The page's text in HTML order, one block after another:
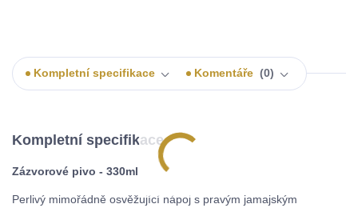
Kompletní specifikace Komentáře 0
Kompletní specifikace
Zázvorové pivo - 330ml
Perlivý mimořádně osvěžující nápoj s pravým jamajským